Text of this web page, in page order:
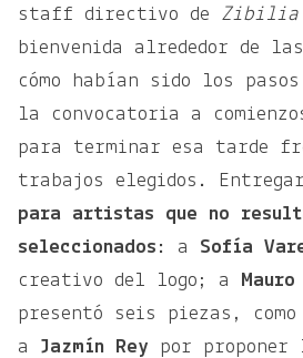
staff directivo de Zibilia
bienvenida alrededor de
cómo habían sido los
la convocatoria a
para terminar esa tarde
trabajos elegidos.
para artistas que no
seleccionados : a Sofía
creativo del logo; a
presentó seis piezas, como
a Jazmín Rey por proponer